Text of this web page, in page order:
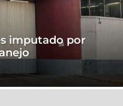
imputado por